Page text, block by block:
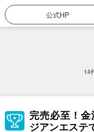
公式HP
14
完売必至！
ジアンエステ